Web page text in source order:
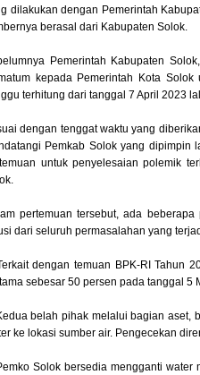
dilakukan dengan Pemerintah
berasal dari Kabupaten Solok.
Pemerintah Kabupaten
kepada Pemerintah Kota
terhitung dari tanggal 7 April 2023
dengan tenggat waktu yang
Pemkab Solok yang dipimpin
untuk penyelesaian polemik
pertemuan tersebut, ada
dari seluruh permasalahan yang
dengan temuan BPK-RI Tahun
sebesar 50 persen pada tanggal 5
belah pihak melalui bagian aset,
ke lokasi sumber air. Pengecekan
Solok bersedia mengganti